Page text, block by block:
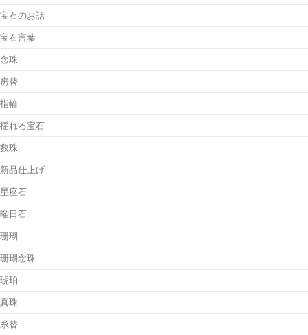
宝石のお話
宝石言葉
念珠
房替
指輪
揺れる宝石
数珠
新品仕上げ
星座石
曜日石
珊瑚
珊瑚念珠
琥珀
真珠
糸替